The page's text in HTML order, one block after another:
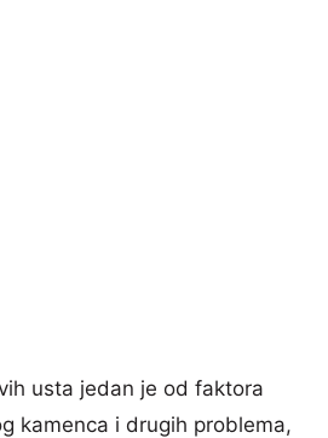
usta jedan je od faktora
kamenca i drugih problema,